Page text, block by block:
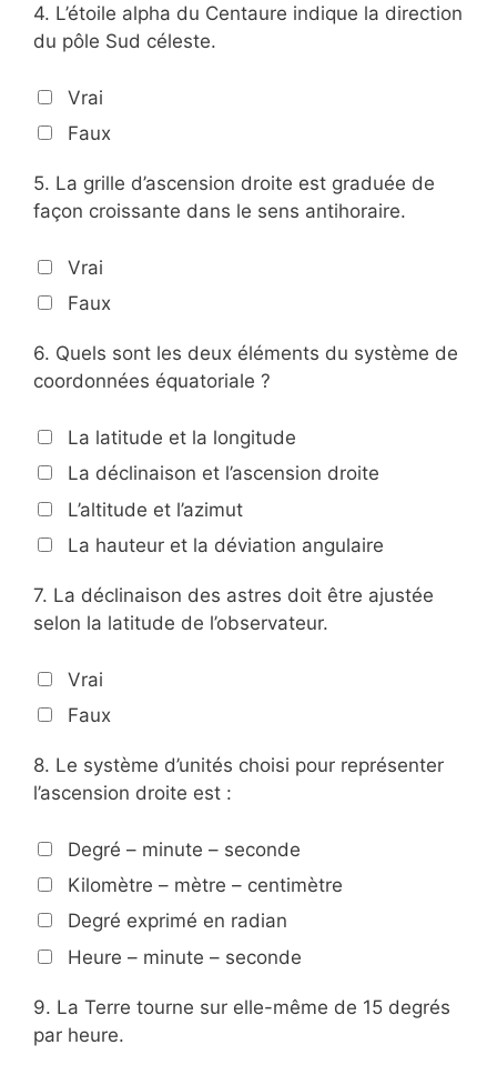
4. L’étoile alpha du Centaure indique la direction
du pôle Sud céleste.
Vrai
Faux
5. La grille d’ascension droite est graduée de
façon croissante dans le sens antihoraire.
Vrai
Faux
6. Quels sont les deux éléments du système de
coordonnées équatoriale ?
La latitude et la longitude
La déclinaison et l’ascension droite
L’altitude et l’azimut
La hauteur et la déviation angulaire
7. La déclinaison des astres doit être ajustée
selon la latitude de l’observateur.
Vrai
Faux
8. Le système d’unités choisi pour représenter
l’ascension droite est :
Degré – minute – seconde
Kilomètre – mètre – centimètre
Degré exprimé en radian
Heure – minute – seconde
9. La Terre tourne sur elle-même de 15 degrés
par heure.